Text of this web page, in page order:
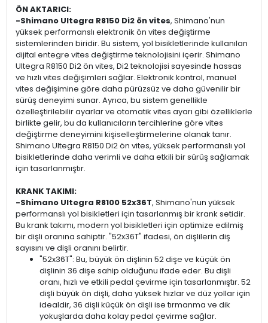
ÖN AKTARICI:
-Shimano Ultegra R8150 Di2 ön vites, Shimano'nun
yüksek performanslı elektronik ön vites değiştirme
sistemlerinden biridir. Bu sistem, yol bisikletlerinde kullanılan
dijital entegre vites değiştirme teknolojisini içerir. Shimano
Ultegra R8150 Di2 ön vites, Di2 teknolojisi sayesinde hassas
ve hızlı vites değişimleri sağlar. Elektronik kontrol, manuel
vites değişimine göre daha pürüzsüz ve daha güvenilir bir
sürüş deneyimi sunar. Ayrıca, bu sistem genellikle
özelleştirilebilir ayarlar ve otomatik vites ayarı gibi özelliklerle
birlikte gelir, bu da kullanıcıların tercihlerine göre vites
değiştirme deneyimini kişiselleştirmelerine olanak tanır.
Shimano Ultegra R8150 Di2 ön vites, yüksek performanslı yol
bisikletlerinde daha verimli ve daha etkili bir sürüş sağlamak
için tasarlanmıştır.
KRANK TAKIMI:
-Shimano Ultegra R8100 52x36T, Shimano'nun yüksek
performanslı yol bisikletleri için tasarlanmış bir krank setidir.
Bu krank takımı, modern yol bisikletleri için optimize edilmiş
bir dişli oranına sahiptir. "52x36T" ifadesi, ön dişlilerin diş
sayısını ve dişli oranını belirtir.
"52x36T": Bu, büyük ön dişlinin 52 dişe ve küçük ön
dişlinin 36 dişe sahip olduğunu ifade eder. Bu dişli
oranı, hızlı ve etkili pedal çevirme için tasarlanmıştır. 52
dişli büyük ön dişli, daha yüksek hızlar ve düz yollar için
idealdir, 36 dişli küçük ön dişli ise tırmanma ve dik
yokuşlarda daha kolay pedal çevirme sağlar.